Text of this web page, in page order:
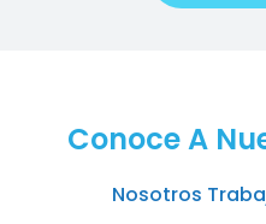
Conoce A
Nosotros